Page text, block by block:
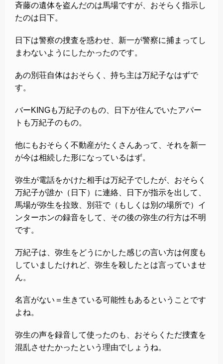
斉藤の遺体を盗んだのは馬場ですが、おそらく指示し
たのは日下。
日下は警察の捜査を惑わせ、新一が警察に捕まってし
まわないようにしたかったのです。
あの別荘自体はおそらく、持ち主は万紀子なはずで
す。
バーKINGも万紀子のもの、日下が住んでいたアパー
トも万紀子のもの。
他にもおそらく不動産がたくさんあって、それを新一
が今は相続した形になっているはず。
弥生が電話をかけた相手は万紀子でしたが、おそらく
万紀子が誰か（日下）に連絡、日下が指示を出して、
馬場が弥生を拉致、別荘で（もしくは別の場所で）イ
ンターホンの録音をして、その後の弥生の行方は不明
です。
万紀子は、弥生をどうにかした感じの言い方は何度も
していましたけれど、弥生を殺したとは言っていませ
ん。
名言がない＝生きている可能性もあるということです
よね。
弥生の声を録音して使ったのも、おそらくただ捜査を
混乱させたかったという理由でしょうね。